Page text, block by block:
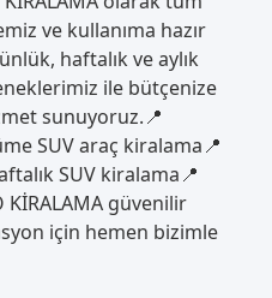
ve kullanıma hazır
haftalık ve aylık
ile bütçenize
sunuyoruz.📍
SUV araç kiralama📍
SUV kiralama📍
KİRALAMA güvenilir
için hemen bizimle